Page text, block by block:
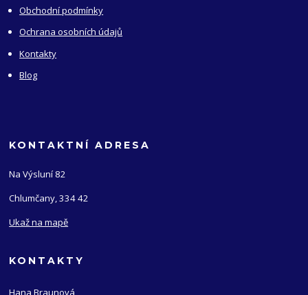
Obchodní podmínky
Ochrana osobních údajů
Kontakty
Blog
KONTAKTNÍ ADRESA
Na Výsluní 82
Chlumčany, 334 42
Ukaž na mapě
KONTAKTY
Hana Braunová